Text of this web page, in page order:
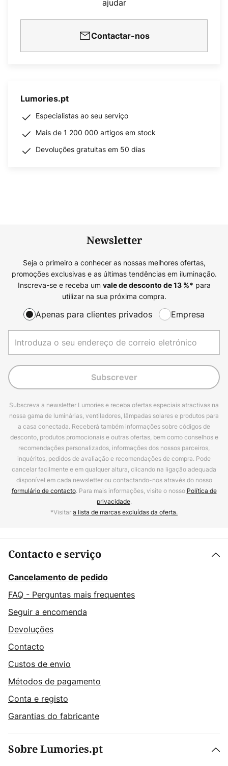
ajudar
Contactar-nos
Lumories.pt
Especialistas ao seu serviço
Mais de 1 200 000 artigos em stock
Devoluções gratuitas em 50 dias
Newsletter
Seja o primeiro a conhecer as nossas melhores ofertas,
promoções exclusivas e as últimas tendências em iluminação.
Inscreva-se e receba um vale de desconto de13%* para
utilizar na sua próxima compra.
Apenas para clientes privados Empresa
Subscrever
Subscreva a newsletter Lumories e receba ofertas especiais atractivas na
nossa gama de luminárias, ventiladores, lâmpadas solares e produtos para
a casa conectada. Receberá também informações sobre códigos de
desconto, produtos promocionais e outras ofertas, bem como conselhos e
recomendações personalizados, informações dos nossos parceiros,
inquéritos, pedidos de avaliação e recomendações de compra. Pode
cancelar facilmente e em qualquer altura, clicando na ligação adequada
disponível em cada newsletter ou contactando-nos através do nosso
formulário de contacto. Para mais informações, visite o nosso Política de
privacidade.
*Visitara lista de marcas excluídas da oferta.
Contacto e serviço
Cancelamento de pedido
FAQ - Perguntas mais frequentes
Seguir a encomenda
Devoluções
Contacto
Custos de envio
Métodos de pagamento
Conta e registo
Garantias do fabricante
Sobre Lumories.pt